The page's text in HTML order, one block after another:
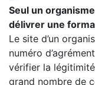
Seul un
délivrer une
Le site d’un
numéro
vérifier la
grand nombre de